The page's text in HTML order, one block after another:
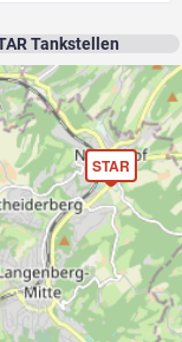
Tankstellen
STAR